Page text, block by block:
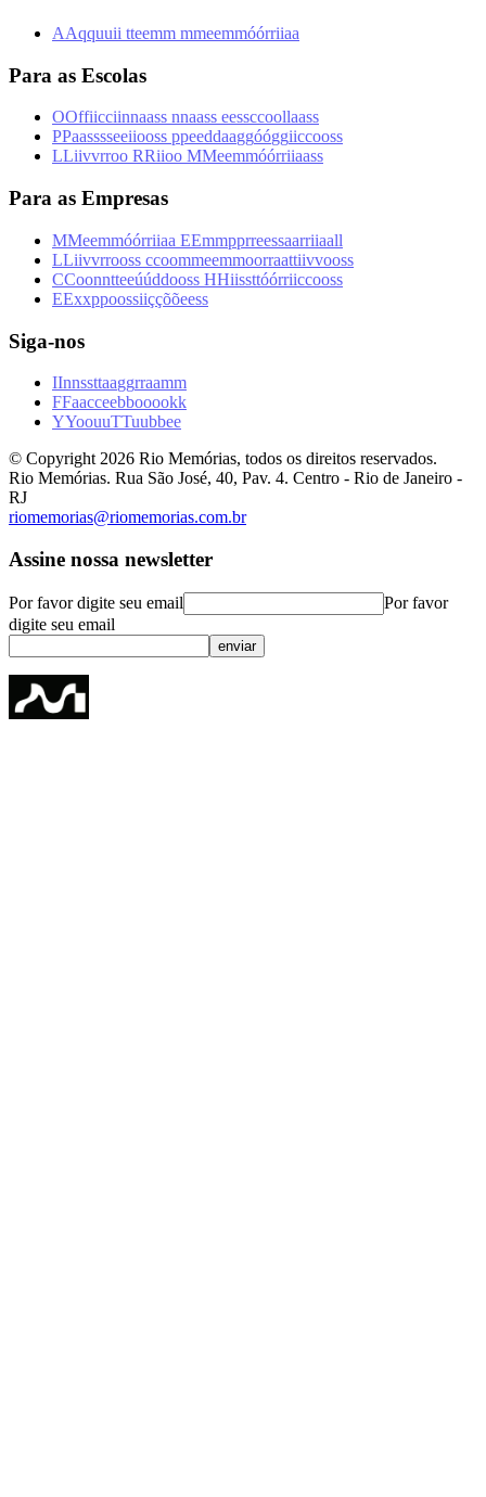
AAqquuii tteemm mmeemmóórriiaa
Para as Escolas
OOffiicciinnaass nnaass eessccoollaass
PPaasssseeiiooss ppeeddaaggóóggiiccooss
LLiivvrroo RRiioo MMeemmóórriiaass
Para as Empresas
MMeemmóórriiaa EEmmpprreessaarriiaall
LLiivvrrooss ccoommeemmoorraattiivvooss
CCoonntteeúúddooss HHiissttóórriiccooss
EExxppoossiiççõõeess
Siga-nos
IInnssttaaggrraamm
FFaacceebbooookk
YYoouuTTuubbee
© Copyright 2026 Rio Memórias, todos os direitos reservados.
Rio Memórias. Rua São José, 40, Pav. 4. Centro - Rio de Janeiro -
RJ
riomemorias@riomemorias.com.br
Assine nossa newsletter
Por favor digite seu email
Por favor
digite seu email
enviar